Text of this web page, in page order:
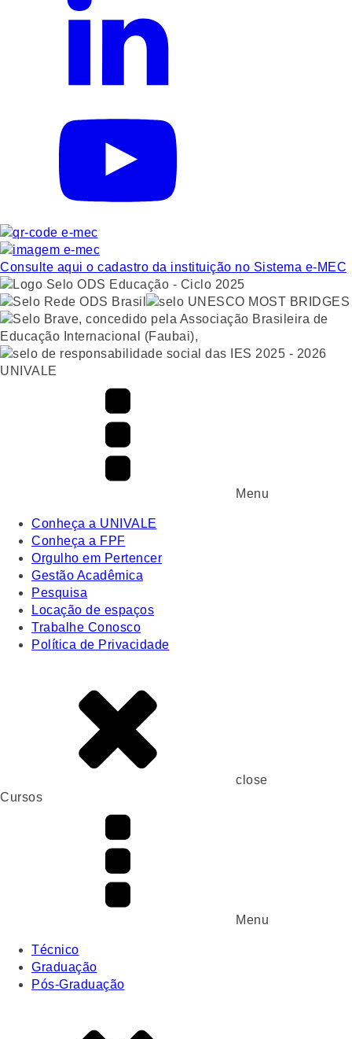
Consulte aqui o cadastro da instituição no Sistema e-MEC
UNIVALE
Menu
Conheça a UNIVALE
Conheça a FPF
Orgulho em Pertencer
Gestão Acadêmica
Pesquisa
Locação de espaços
Trabalhe Conosco
Política de Privacidade
close
Cursos
Menu
Técnico
Graduação
Pós-Graduação